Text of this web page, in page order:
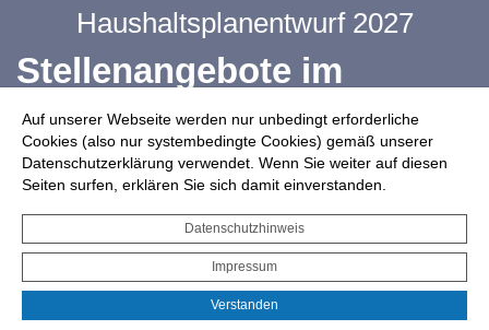
Auf unserer Webseite werden nur unbedingt erforderliche
Cookies (also nur systembedingte Cookies) gemäß unserer
Datenschutzerklärung verwendet. Wenn Sie weiter auf diesen
Seiten surfen, erklären Sie sich damit einverstanden.
Datenschutzhinweis
Impressum
Verstanden
Haushaltsplanentwurf 2027
Stellenangebote im
Ganztag
Infos zur Drohnennutzung
Starkregengefahrenkarte
Serviceportal für Bürger*innen
Interaktiver Haushalt